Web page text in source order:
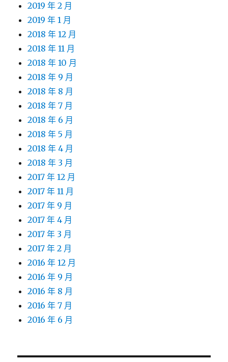
2019 年 2 月
2019 年 1 月
2018 年 12 月
2018 年 11 月
2018 年 10 月
2018 年 9 月
2018 年 8 月
2018 年 7 月
2018 年 6 月
2018 年 5 月
2018 年 4 月
2018 年 3 月
2017 年 12 月
2017 年 11 月
2017 年 9 月
2017 年 4 月
2017 年 3 月
2017 年 2 月
2016 年 12 月
2016 年 9 月
2016 年 8 月
2016 年 7 月
2016 年 6 月